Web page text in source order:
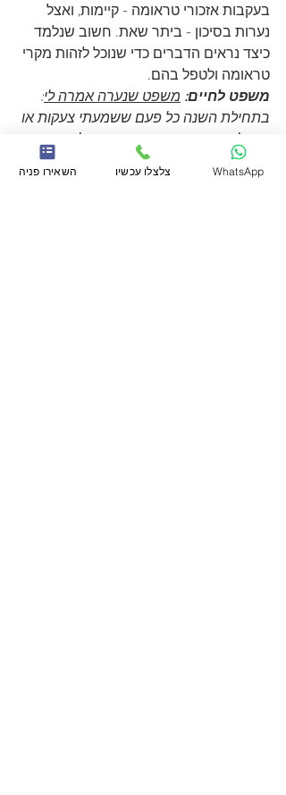
בעקבות אזכורי טראומה - קיימות, ואצל
נערות בסיכון - ביתר שאת. חשוב שנלמד
כיצד נראים הדברים כדי שנוכל לזהות מקרי
טראומה ולטפל בהם.
משפט לחיים: משפט שנערה אמרה לי:
בתחילת השנה כל פעם ששמעתי צעקות או
כשדלת הייתה נטרקת הייתי נבהלת מאוד,
והלב שלי היה דופק. לפעמים ממש הייתי
חוזרת להרגיש כמו ילדה קטנה במצב בלתי
השאירו פניה צלצלו עכשיו WhatsApp